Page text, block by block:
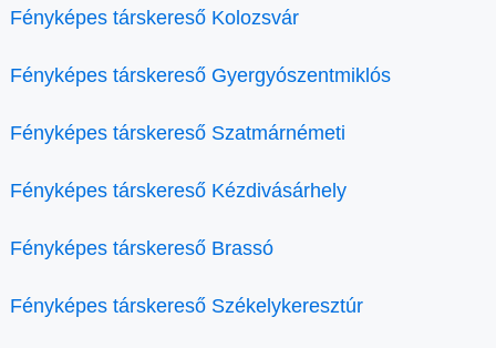
Fényképes társkereső Kolozsvár
Fényképes társkereső Gyergyószentmiklós
Fényképes társkereső Szatmárnémeti
Fényképes társkereső Kézdivásárhely
Fényképes társkereső Brassó
Fényképes társkereső Székelykeresztúr